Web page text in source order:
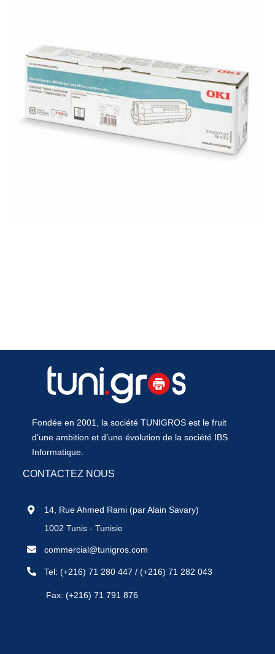
Fondée en 2001, la société TUNIGROS est le fruit
d’une ambition et d’une évolution de la société IBS
Informatique.
CONTACTEZ NOUS
14, Rue Ahmed Rami (par Alain Savary)
1002 Tunis - Tunisie
commercial@tunigros.com
Tel:(+216) 71 280 447 /(+216) 71 282 043
Fax: (+216) 71 791 876